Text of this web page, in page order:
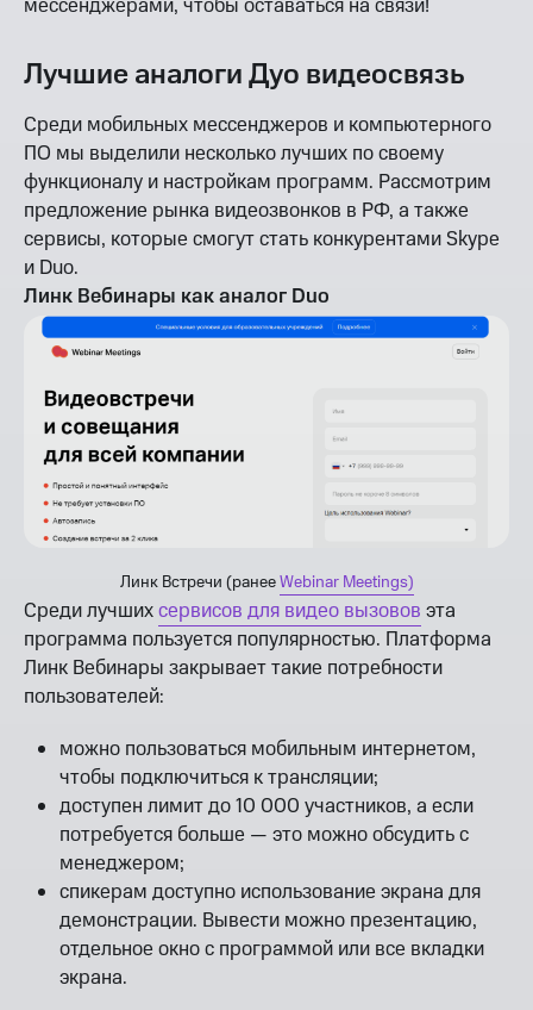
Лучшие аналоги Дуо видеосвязь
Среди мобильных мессенджеров и компьютерного
ПО мы выделили несколько лучших по своему
функционалу и настройкам программ. Рассмотрим
предложение рынка видеозвонков в РФ, а также
сервисы, которые смогут стать конкурентами Skype
и Duo.
Линк Вебинары как аналог Duo
Линк Встречи (ранееWebinar Meetings)
Среди лучшихсервисов для видео вызовов эта
программа пользуется популярностью. Платформа
Линк Вебинары закрывает такие потребности
пользователей:
можно пользоваться мобильным интернетом,
чтобы подключиться к трансляции;
доступен лимит до 10 000 участников, а если
потребуется больше — это можно обсудить с
менеджером;
спикерам доступно использование экрана для
демонстрации. Вывести можно презентацию,
отдельное окно с программой или все вкладки
экрана.